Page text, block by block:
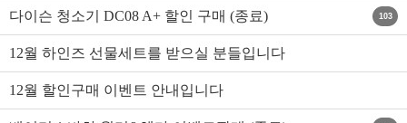
다이슨 청소기 DC08 A+ 할인 구매 (종료) 103
12월 하인즈 선물세트를 받으실 분들입니다
12월 할인구매 이벤트 안내입니다